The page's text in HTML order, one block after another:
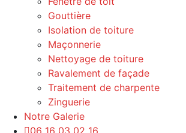
Gouttière
Isolation de toiture
Maçonnerie
Nettoyage de toiture
Ravalement de façade
Traitement de charpente
Zinguerie
Notre Galerie